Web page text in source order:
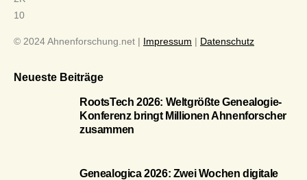
10
© 2024 Ahnenforschung.net | Impressum | Datenschutz
Neueste Beiträge
RootsTech 2026: Weltgrößte Genealogie-
Konferenz bringt Millionen Ahnenforscher
zusammen
Genealogica 2026: Zwei Wochen digitale